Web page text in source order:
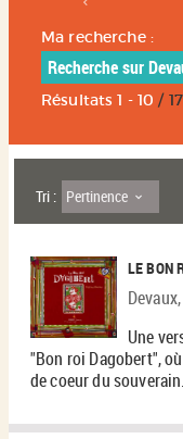
Ma recherche :
Recherche sur
Résultats1 - 10 / 17
Tri : Pertinence
LE BON
Une
"Bon roi Dagobert",
de coeur du souverain.